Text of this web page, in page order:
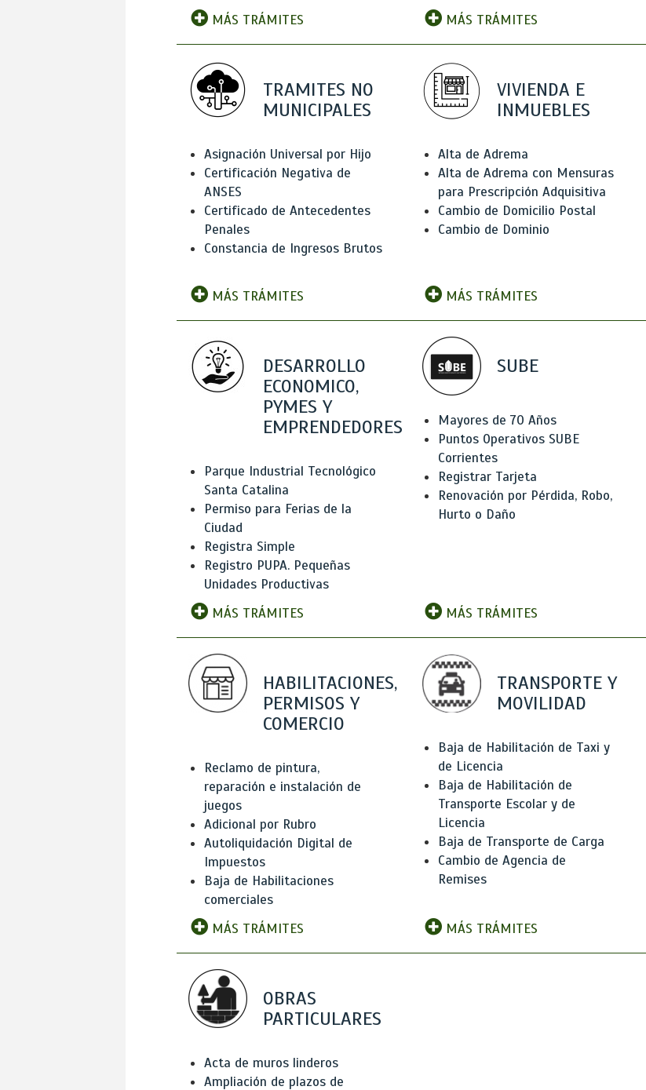
MÁS TRÁMITES
MÁS TRÁMITES
TRAMITES NO
MUNICIPALES
Asignación Universal por Hijo
Certificación Negativa de
ANSES
Certificado de Antecedentes
Penales
Constancia de Ingresos Brutos
MÁS TRÁMITES
VIVIENDA E
INMUEBLES
Alta de Adrema
Alta de Adrema con Mensuras
para Prescripción Adquisitiva
Cambio de Domicilio Postal
Cambio de Dominio
MÁS TRÁMITES
DESARROLLO
ECONOMICO,
PYMES Y
EMPRENDEDORES
Parque Industrial Tecnológico
Santa Catalina
Permiso para Ferias de la
Ciudad
Registra Simple
Registro PUPA. Pequeñas
Unidades Productivas
MÁS TRÁMITES
SUBE
Mayores de 70 Años
Puntos Operativos SUBE
Corrientes
Registrar Tarjeta
Renovación por Pérdida, Robo,
Hurto o Daño
MÁS TRÁMITES
HABILITACIONES,
PERMISOS Y
COMERCIO
Reclamo de pintura,
reparación e instalación de
juegos
Adicional por Rubro
Autoliquidación Digital de
Impuestos
Baja de Habilitaciones
comerciales
MÁS TRÁMITES
TRANSPORTE Y
MOVILIDAD
Baja de Habilitación de Taxi y
de Licencia
Baja de Habilitación de
Transporte Escolar y de
Licencia
Baja de Transporte de Carga
Cambio de Agencia de
Remises
MÁS TRÁMITES
OBRAS
PARTICULARES
Acta de muros linderos
Ampliación de plazos de